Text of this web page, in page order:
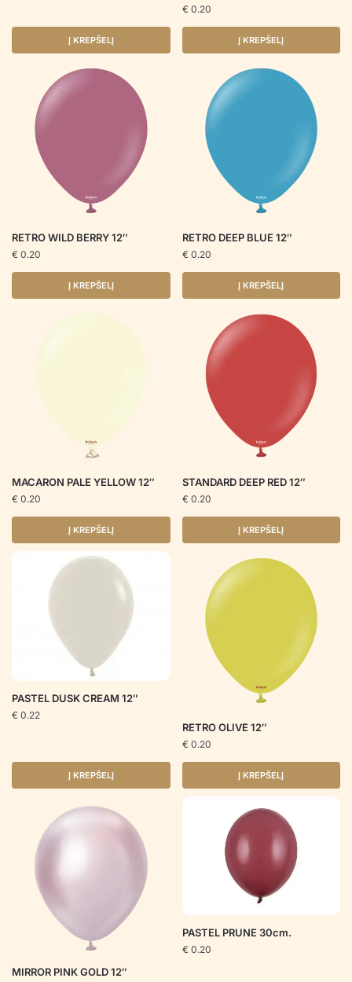
Į KREPŠELĮ
€ 0.20
Į KREPŠELĮ
RETRO WILD BERRY 12″
€ 0.20
Į KREPŠELĮ
RETRO DEEP BLUE 12″
€ 0.20
Į KREPŠELĮ
MACARON PALE YELLOW 12″
€ 0.20
Į KREPŠELĮ
STANDARD DEEP RED 12″
€ 0.20
Į KREPŠELĮ
PASTEL DUSK CREAM 12″
€ 0.22
Į KREPŠELĮ
RETRO OLIVE 12″
€ 0.20
Į KREPŠELĮ
MIRROR PINK GOLD 12″
PASTEL PRUNE 30cm.
€ 0.20